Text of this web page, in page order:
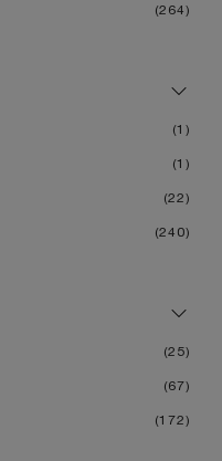
264
1
1
22
240
25
67
172